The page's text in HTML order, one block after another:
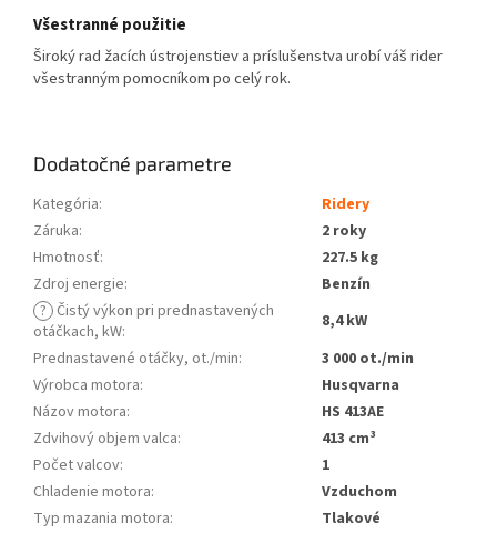
Všestranné použitie
Široký rad žacích ústrojenstiev a príslušenstva urobí váš rider
všestranným pomocníkom po celý rok.
Dodatočné parametre
Kategória:
Ridery
Záruka:
2 roky
Hmotnosť:
227.5 kg
Zdroj energie:
Benzín
? Čistý výkon pri prednastavených
otáčkach, kW:
8,4 kW
Prednastavené otáčky, ot./min:
3 000 ot./min
Výrobca motora:
Husqvarna
Názov motora:
HS 413AE
Zdvihový objem valca:
413 cm³
Počet valcov:
1
Chladenie motora:
Vzduchom
Typ mazania motora:
Tlakové